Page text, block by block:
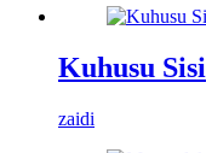
Kuhusu Sisi
zaidi